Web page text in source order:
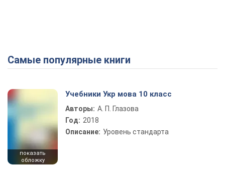
Самые популярные книги
показать
обложку
Учебники Укр мова 10 класс
Авторы: А. П. Глазова
Год: 2018
Описание: Уровень стандарта